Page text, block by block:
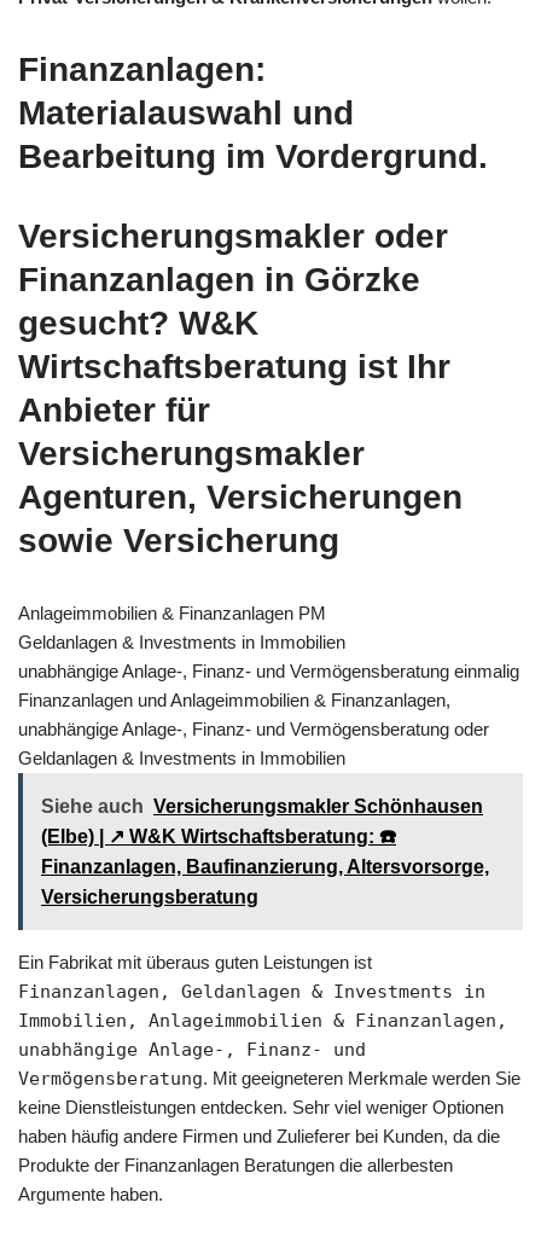
Finanzanlagen:
Materialauswahl und
Bearbeitung im Vordergrund.
Versicherungsmakler oder
Finanzanlagen in Görzke
gesucht? W&K
Wirtschaftsberatung ist Ihr
Anbieter für
Versicherungsmakler
Agenturen, Versicherungen
sowie Versicherung
Anlageimmobilien & Finanzanlagen PM
Geldanlagen & Investments in Immobilien
unabhängige Anlage-, Finanz- und Vermögensberatung einmalig
Finanzanlagen und Anlageimmobilien & Finanzanlagen,
unabhängige Anlage-, Finanz- und Vermögensberatung oder
Geldanlagen & Investments in Immobilien
Siehe auch Versicherungsmakler Schönhausen
(Elbe) | ↗️ W&K Wirtschaftsberatung: ☎️
Finanzanlagen, Baufinanzierung, Altersvorsorge,
Versicherungsberatung
Ein Fabrikat mit überaus guten Leistungen ist
Finanzanlagen, Geldanlagen & Investments in
Immobilien, Anlageimmobilien & Finanzanlagen,
unabhängige Anlage-, Finanz- und
Vermögensberatung. Mit geeigneteren Merkmale werden Sie
keine Dienstleistungen entdecken. Sehr viel weniger Optionen
haben häufig andere Firmen und Zulieferer bei Kunden, da die
Produkte der Finanzanlagen Beratungen die allerbesten
Argumente haben.